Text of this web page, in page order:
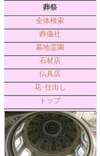
葬祭
全体検索
葬儀社
墓地霊園
石材店
仏具店
花･仕出し
トップ